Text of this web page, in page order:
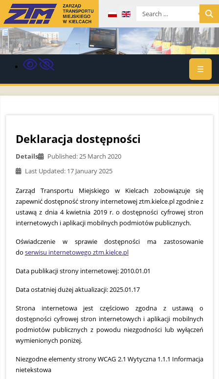
Select your language
☰
Deklaracja dostępności
Details
Published: 25 March 2020
Last Updated: 17 January 2025
Zarząd Transportu Miejskiego w Kielcach zobowiązuje się
zapewnić dostępność strony internetowej ztm.kielce.pl zgodnie z
ustawą z dnia 4 kwietnia 2019 r. o dostępności cyfrowej stron
internetowych i aplikacji mobilnych podmiotów publicznych.
Oświadczenie w sprawie dostępności ma zastosowanie
do serwisu internetowego ztm.kielce.pl
Data publikacji strony internetowej: 2010.01.01
Data ostatniej dużej aktualizacji: 2025.01.17
Strona internetowa jest częściowo zgodna z ustawą o
dostępności cyfrowej stron internetowych i aplikacji mobilnych
podmiotów publicznych z powodu niezgodności lub wyłączeń
wymienionych poniżej.
Niezgodne elementy strony WCAG 2.1 Wytyczna 1.1.1 Informacja
nietekstowa